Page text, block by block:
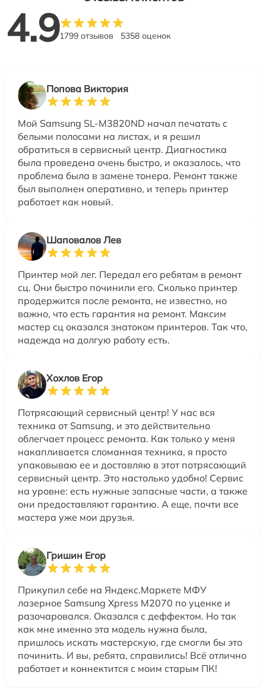
4.91799 отзывов 5358 оценок
Попова Виктория
Мой Samsung SL-M3820ND начал печатать с
белыми полосами на листах, и я решил
обратиться в сервисный центр. Диагностика
была проведена очень быстро, и оказалось, что
проблема была в замене тонера. Ремонт также
был выполнен оперативно, и теперь принтер
работает как новый.
Шаповалов Лев
Принтер мой лег. Передал его ребятам в ремонт
сц. Они быстро починили его. Сколько принтер
продержится после ремонта, не известно, но
важно, что есть гарантия на ремонт. Максим
мастер сц оказался знатоком принтеров. Так что,
надежда на долгую работу есть.
Хохлов Егор
Потрясающий сервисный центр! У нас вся
техника от Samsung, и это действительно
облегчает процесс ремонта. Как только у меня
накапливается сломанная техника, я просто
упаковываю ее и доставляю в этот потрясающий
сервисный центр. Это настолько удобно! Сервис
на уровне: есть нужные запасные части, а также
они предоставляют гарантию. А еще, почти все
мастера уже мои друзья.
Гришин Егор
Прикупил себе на Яндекс.Маркете МФУ
лазерное Samsung Xpress M2070 по уценке и
разочаровался. Оказался с деффектом. Но так
как мне именно эта модель нужна была,
пришлось искать мастерскую, где смогли бы это
починить. И вы, ребята, справились! Всё отлично
работает и коннектится с моим старым ПК!